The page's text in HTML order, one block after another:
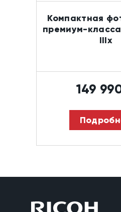
Компактная
премиум-класса
IIIx
149